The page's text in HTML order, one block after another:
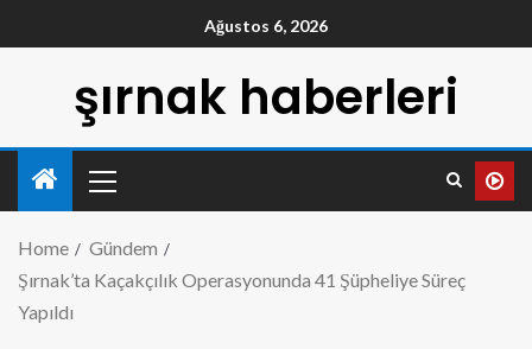
Ağustos 6, 2026
şırnak haberleri
Home
Gündem
Şırnak’ta Kaçakçılık Operasyonunda 41 Şüpheliye Süreç
Yapıldı